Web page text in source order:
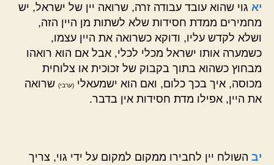
יא גוי שהוא עובד עבודה זרה, שרואה יין של ישראל, יש
מחמירים ממדת חסידות שלא לשתות מן היין הזה,
ושלא לקדש עליו, ודוקא כשרואה את היין עצמו,
כשמערה אותו ישראל מכלי לכלי, אבל אם הוא רואהו
מבחוץ כשהוא בתוך בקבוק של זכוכית או צלוחית
מכוסה, איך בכך כלום, ואם הוא ישמעאלי (ערבי) שרואה
את היין, אפילו מדת חסידות אין בדבר.
יב השולח יין לחבירו ממקום למקום על ידי גוי, צריך